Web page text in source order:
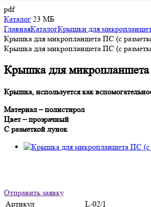
pdf
Каталог 23 МБ
ГлавнаяКаталогКрышки для
Крышка для микропланшета ПС (с
Крышка для микропланшета ПС (с
Крышка для микропланшета
Крышка, используется как
Материал – полистирол
Цвет – прозрачный
С разметкой лунок
Отправить заявку
Артикул
L-02/1